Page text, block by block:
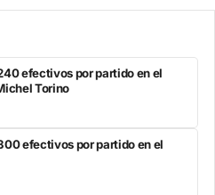
efectivos por partido en el
Torino
efectivos por partido en el